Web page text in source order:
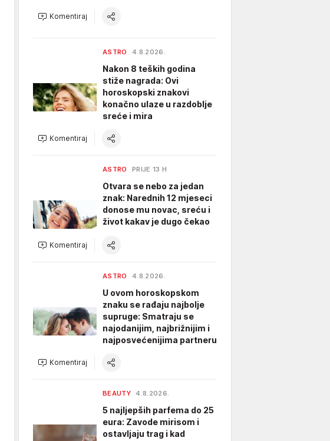
Komentiraj
ASTRO 4.8.2026.
Nakon 8 teških godina
stiže nagrada: Ovi
horoskopski znakovi
konačno ulaze u razdoblje
sreće i mira
Komentiraj
ASTRO PRIJE 13 H
Otvara se nebo za jedan
znak: Narednih 12 mjeseci
donose mu novac, sreću i
život kakav je dugo čekao
Komentiraj
ASTRO 4.8.2026.
U ovom horoskopskom
znaku se rađaju najbolje
supruge: Smatraju se
najodanijim, najbrižnijim i
najposvećenijima partneru
Komentiraj
BEAUTY 4.8.2026.
5 najljepših parfema do 25
eura: Zavode mirisom i
ostavljaju trag i kad